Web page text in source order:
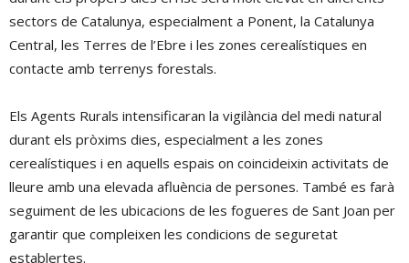
sectors de Catalunya, especialment a Ponent, la Catalunya
Central, les Terres de l’Ebre i les zones cerealístiques en
contacte amb terrenys forestals.
Els Agents Rurals intensificaran la vigilància del medi natural
durant els pròxims dies, especialment a les zones
cerealístiques i en aquells espais on coincideixin activitats de
lleure amb una elevada afluència de persones. També es farà
seguiment de les ubicacions de les fogueres de Sant Joan per
garantir que compleixen les condicions de seguretat
establertes.